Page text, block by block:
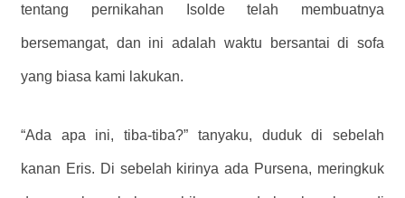
tentang pernikahan Isolde telah membuatnya
bersemangat, dan ini adalah waktu bersantai di sofa
yang biasa kami lakukan.
“Ada apa ini, tiba-tiba?” tanyaku, duduk di sebelah
kanan Eris. Di sebelah kirinya ada Pursena, meringkuk